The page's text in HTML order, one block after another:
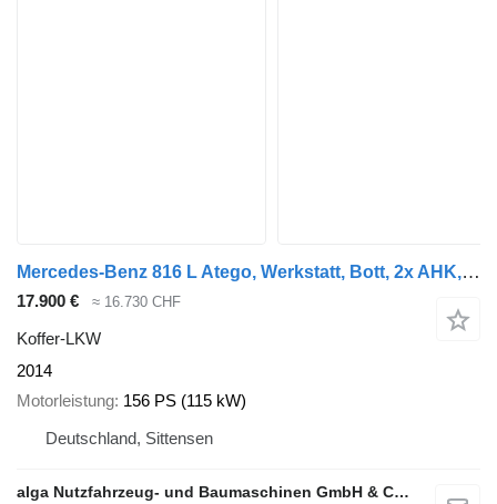
Mercedes-Benz 816 L Atego, Werkstatt, Bott, 2x AHK, Klima
17.900 € ≈ 16.730 CHF
Koffer-LKW
2014
Motorleistung 156 PS (115 kW)
Deutschland, Sittensen
alga Nutzfahrzeug- und Baumaschinen GmbH & Co. KG